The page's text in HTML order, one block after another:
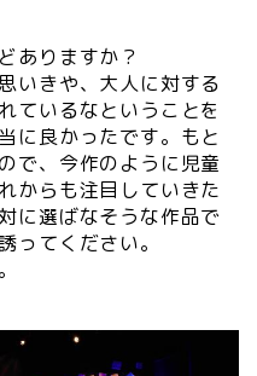
ありますか？
いきや、大人に対する
ているなということを
に良かったです。もと
で、今作のように児童
からも注目していきた
に選ばなそうな作品で
ってください。